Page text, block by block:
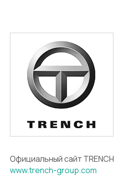
Официальный сайт TRENCH
www.trench-group.com